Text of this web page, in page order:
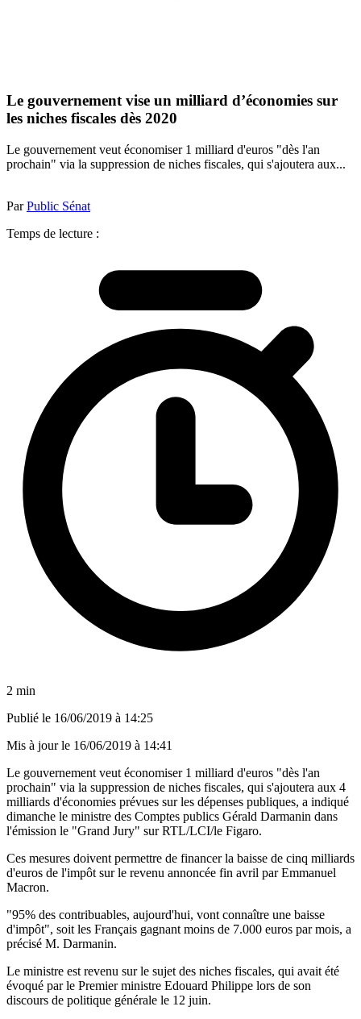
Le gouvernement vise un milliard d’économies sur
les niches fiscales dès 2020
Le gouvernement veut économiser 1 milliard d'euros "dès l'an
prochain" via la suppression de niches fiscales, qui s'ajoutera aux...
ParPublic Sénat
Temps de lecture :
2 min
Publié le 16/06/2019 à 14:25
Mis à jour le 16/06/2019 à 14:41
Le gouvernement veut économiser 1 milliard d'euros "dès l'an
prochain" via la suppression de niches fiscales, qui s'ajoutera aux 4
milliards d'économies prévues sur les dépenses publiques, a indiqué
dimanche le ministre des Comptes publics Gérald Darmanin dans
l'émission le "Grand Jury" sur RTL/LCI/le Figaro.
Ces mesures doivent permettre de financer la baisse de cinq milliards
d'euros de l'impôt sur le revenu annoncée fin avril par Emmanuel
Macron.
"95% des contribuables, aujourd'hui, vont connaître une baisse
d'impôt", soit les Français gagnant moins de 7.000 euros par mois, a
précisé M. Darmanin.
Le ministre est revenu sur le sujet des niches fiscales, qui avait été
évoqué par le Premier ministre Edouard Philippe lors de son
discours de politique générale le 12 juin.